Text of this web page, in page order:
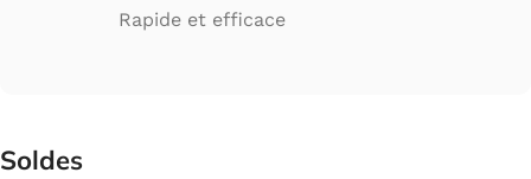
Rapide et efficace
Soldes